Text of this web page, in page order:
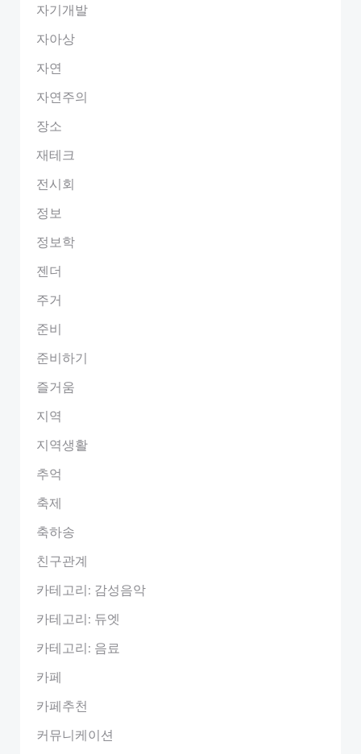
자기개발
자아상
자연
자연주의
장소
재테크
전시회
정보
정보학
젠더
주거
준비
준비하기
즐거움
지역
지역생활
추억
축제
축하송
친구관계
카테고리: 감성음악
카테고리: 듀엣
카테고리: 음료
카페
카페추천
커뮤니케이션